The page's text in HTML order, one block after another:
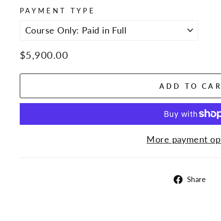
PAYMENT TYPE
Regular
$5,900.00
ADD TO
More payment
Share